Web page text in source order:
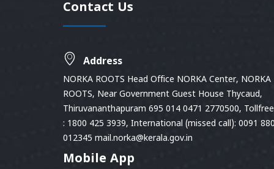
Contact Us
Address
NORKA ROOTS Head Office NORKA Center, NORKA
ROOTS, Near Government Guest House Thycaud,
Thiruvananthapuram 695 014 0471 2770500,
: 1800 425 3939, International (missed call): 0091
012345 mail.norka@kerala.gov.in
Mobile App